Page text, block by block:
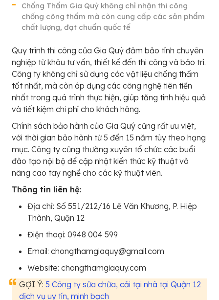
Chống Thấm Gia Quý không chỉ nhận thi công
chống công thấm mà còn cung cấp các sản phẩm
chất lượng, đạt chuẩn quốc tế
Quy trình thi công của Gia Quý đảm bảo tính chuyên
nghiệp từ khâu tư vấn, thiết kế đến thi công và bảo trì.
Công ty không chỉ sử dụng các vật liệu chống thấm
tốt nhất, mà còn áp dụng các công nghệ tiên tiến
nhất trong quá trình thực hiện, giúp tăng tính hiệu quả
và tiết kiệm chi phí cho khách hàng.
Chính sách bảo hành của Gia Quý cũng rất ưu việt,
với thời gian bảo hành từ 5 đến 15 năm tùy theo hạng
mục. Công ty cũng thường xuyên tổ chức các buổi
đào tạo nội bộ để cập nhật kiến thức kỹ thuật và
nâng cao tay nghề cho các kỹ thuật viên.
Thông tin liên hệ:
Địa chỉ: Số 551/212/16 Lê Văn Khương, P. Hiệp
Thành, Quận 12
Điện thoại: 0948 004 599
Email: chongthamgiaquy@gmail.com
Website: chongthamgiaquy.com
GỢI Ý: 5 Công ty sửa chữa, cải tại nhà tại Quận 12
dịch vụ uy tín, minh bạch